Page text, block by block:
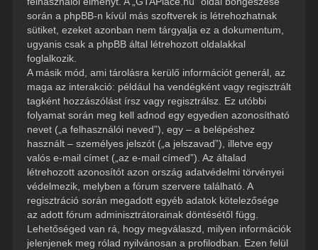
során a phpBB-n kívül más szoftverek is létrehozhatnak
sütiket, ezeket azonban nem tárgyalja ez a dokumentum,
ugyanis csak a phpBB által létrehozott oldalakkal
foglalkozik.
A másik mód, ami tárolásra kerülő információt generál, az
maga az interakció: például ha vendégként vagy regisztrált
tagként hozzászólást írsz vagy regisztrálsz. Ez utóbbi
folyamat során meg kell adnod egy egyedien azonosítható
nevet („a felhasználói neved”), egy – a belépéshez
használt – személyes jelszót („a jelszavad”), illetve egy
valós e-mail címet („az e-mail címed”). Az általad
létrehozott azonosítót azon ország adatvédelmi törvényei
védelmezik, melyben a fórum szervere található. A
regisztráció során megadott egyéb adatok kötelezősége
az adott fórum adminisztrátorainak döntésétől függ.
Lehetőséged van rá, hogy megválaszd, milyen információk
jelenjenek meg rólad nyilvánosan a profilodban. Ezen felül